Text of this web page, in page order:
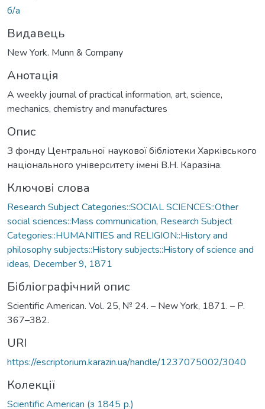
б/а
Видавець
New York. Munn & Company
Анотація
A weekly journal of practical information, art, science,
mechanics, chemistry and manufactures
Опис
З фонду Центральної наукової бібліотеки Харківського
національного університету імені В.Н. Каразіна.
Ключові слова
Research Subject Categories::SOCIAL SCIENCES::Other
social sciences::Mass communication, Research Subject
Categories::HUMANITIES and RELIGION::History and
philosophy subjects::History subjects::History of science and
ideas, December 9, 1871
Бібліографічний опис
Scientific American. Vol. 25, № 24. – New York, 1871. – P.
367–382.
URI
https://escriptorium.karazin.ua/handle/1237075002/3040
Колекції
Scientific American (з 1845 р.)